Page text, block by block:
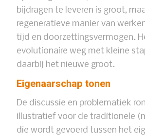
bijdragen te leveren is groot,
regeneratieve manier van
tijd en doorzettingsvermogen.
evolutionaire weg met kleine
daarbij het nieuwe groot.
Eigenaarschap tonen
De discussie en problematiek
illustratief voor de traditionele
die wordt gevoerd tussen het